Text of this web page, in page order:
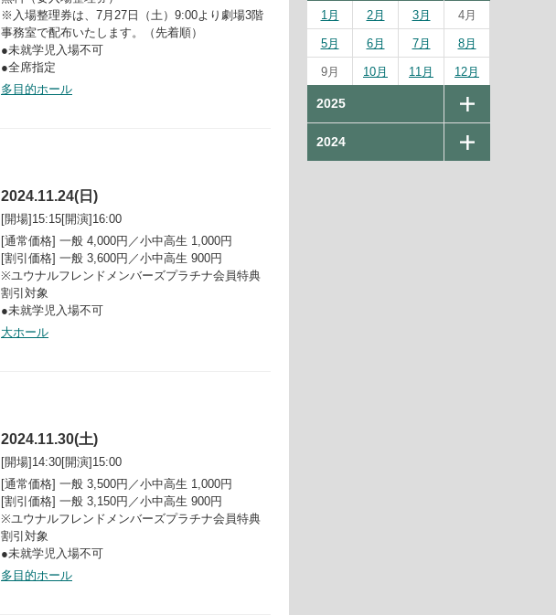
※入場整理券は、7月27日（土）9:00より劇場3階
事務室で配布いたします。（先着順）
●未就学児入場不可
●全席指定
多目的ホール
2024.11.24(日)
[開場]15:15[開演]16:00
[通常価格] 一般 4,000円／小中高生 1,000円
[割引価格] 一般 3,600円／小中高生 900円
※ユウナルフレンドメンバーズプラチナ会員特典
割引対象
●未就学児入場不可
大ホール
2024.11.30(土)
[開場]14:30[開演]15:00
[通常価格] 一般 3,500円／小中高生 1,000円
[割引価格] 一般 3,150円／小中高生 900円
※ユウナルフレンドメンバーズプラチナ会員特典
割引対象
●未就学児入場不可
多目的ホール
1月 2月 3月 4月
5月 6月 7月 8月
9月 10月 11月 12月
2025
2024